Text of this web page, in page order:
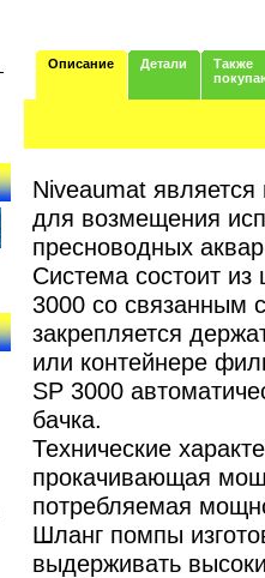
Описание Детали
Также
Niveaumat
для возмещения
пресноводных
Система состоит
3000 со связанным
закрепляется
или контейнере
SP 3000
бачка.
Технические
прокачивающая
потребляемая
Шланг помпы
выдерживать